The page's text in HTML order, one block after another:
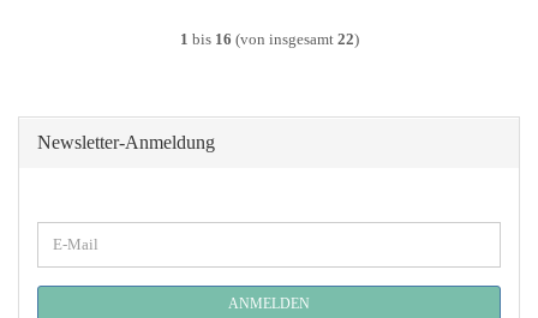
1 bis 16 (von insgesamt 22)
Newsletter-Anmeldung
ZUR
E-
Mail
ANMELDEN